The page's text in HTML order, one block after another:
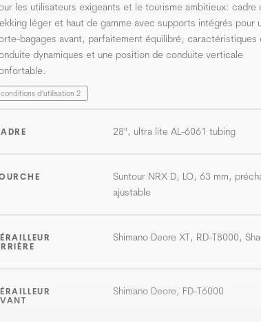
les utilisateurs exigeants et le tourisme ambitieux: cadre
léger et haut de gamme avec supports intégrés pour
bagages avant, parfaitement équilibré, caractéristiques
dynamiques et une position de conduite verticale
conditions d'utilisation 2
28", ultra lite AL-6061 tubing
Suntour NRX D, LO, 63 mm,
ajustable
Shimano Deore XT, RD-T8000,
Shimano Deore, FD-T6000